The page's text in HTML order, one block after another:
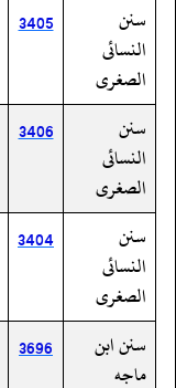
سنن
النسائى
الصغرى
3405
سنن
النسائى
الصغرى
3406
سنن
النسائى
الصغرى
3404
سنن ابن
ماجه
3696